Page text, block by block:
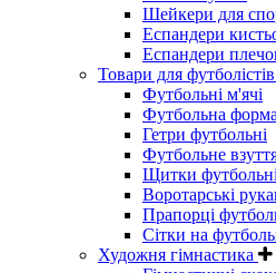
Шейкери для
Еспандери
Еспандери
Товари для футболістів
Футбольні м'ячі
Футбольна форма
Гетри футбольні
Футбольне
Щитки футбольні
Воротарські
Прапорці
Сітки на
Художня гімнастика